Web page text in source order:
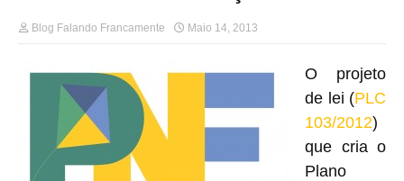
Blog Falando Francamente Maio 14, 2013
O projeto
de lei (PLC
103/2012)
que cria o
Plano